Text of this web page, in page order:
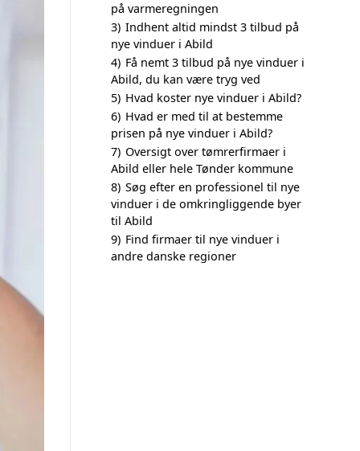
på varmeregningen
3) Indhent altid mindst 3 tilbud på
nye vinduer i Abild
4) Få nemt 3 tilbud på nye vinduer i
Abild, du kan være tryg ved
5) Hvad koster nye vinduer i Abild?
6) Hvad er med til at bestemme
prisen på nye vinduer i Abild?
7) Oversigt over tømrerfirmaer i
Abild eller hele Tønder kommune
8) Søg efter en professionel til nye
vinduer i de omkringliggende byer
til Abild
9) Find firmaer til nye vinduer i
andre danske regioner